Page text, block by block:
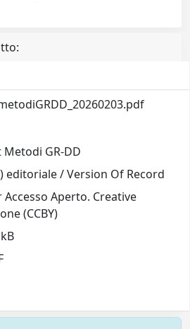
GR-DD
editoriale / Version Of Record
Accesso Aperto. Creative
(CCBY)